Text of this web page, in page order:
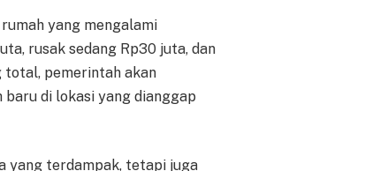
yang mengalami
rusak sedang Rp30 juta, dan
total, pemerintah akan
baru di lokasi yang dianggap
yang terdampak, tetapi juga